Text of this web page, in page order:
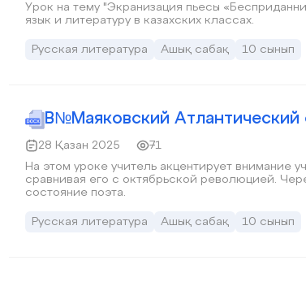
Урок на тему "Экранизация пьесы
язык и литературу в казахских классах.
Русская литература Ашық сабақ 10 сынып
В№Маяковский Атлантический
28 Қазан 2025
71
На этом уроке учитель акцентирует внимание
сравнивая его с октябрьской революцией. Через
состояние поэта.
Русская литература Ашық сабақ 10 сынып